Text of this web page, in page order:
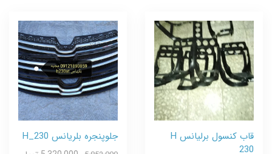
قاب کنسول برلیانس H
230
جلوپنجره بلریانس H_230